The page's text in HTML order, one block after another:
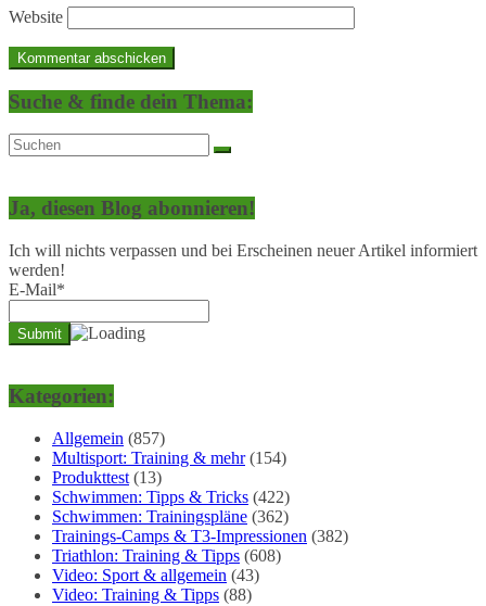
Website
Suche & finde dein Thema:
Ja, diesen Blog abonnieren!
Ich will nichts verpassen und bei Erscheinen neuer Artikel informiert
werden!
E-Mail*
Kategorien:
Allgemein (857)
Multisport: Training & mehr(154)
Produkttest (13)
Schwimmen: Tipps & Tricks (422)
Schwimmen: Trainingspläne (362)
Trainings-Camps & T3-Impressionen (382)
Triathlon: Training & Tipps (608)
Video: Sport & allgemein (43)
Video: Training & Tipps (88)